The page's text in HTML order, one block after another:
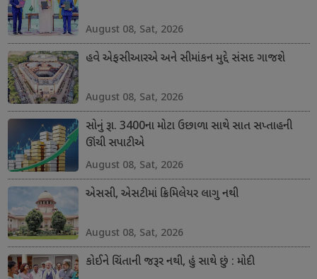
August 08, Sat, 2026
હવે એફસીઆરએ અને સીમાંકન મુદ્દે સંસદ ગાજશે
August 08, Sat, 2026
સોનું રૂા. 3400ના મોટા ઉછાળા સાથે સાત સપ્તાહની
ઊંચી સપાટીએ
August 08, Sat, 2026
એસસી, એસટીમાં ક્રિમિલેયર લાગુ નથી
August 08, Sat, 2026
કોઈને ચિંતાની જરૂર નથી, હું સાથે છું : મોદી